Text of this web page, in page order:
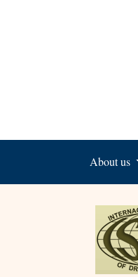
About us